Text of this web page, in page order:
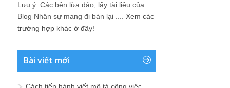
Lưu ý: Các bên lừa đảo, lấy tài liệu của
Blog Nhân sự mang đi bán lại .... Xem các
trường hợp khác ở đây!
Bài viết mới